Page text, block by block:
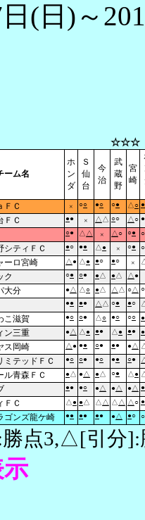
(日)～
☆☆☆
ーム名
ホ
ン
ダ
Ｓ
仙
台
今
治
武
蔵
野
宮
崎
ＦＣ × ○○ ●○ ○● △○ ●
ＦＣ ●● × △ △ ○○ △ ○ ●
○● △ △ × △○ ○● ○
シティＦＣ ●○ ●● △ ● × ○● ○
ーロ宮崎 △ ● △ ● ●○ ●○ ×
ク ○● ○● ● △ ● △ △ ●
大分 ●△ △○ ●△ △ △ ○△ ○
●● ●● △ △ ○● ●○
こ滋賀 ●○ ○● △○ ●○ ○○ ●
ン三重 ● △ △ ● ●● △ ● ●● ●
ス岡崎 △ ● ●● ○● ●● ●△
ミテッドＦＣ ●○ ○● ●○ ●● ○●
ル青森ＦＣ ●△ ●△ ●△ ○● △ ●
●● ●○ ● △ ● △ ● △ ●
ＦＣ △ ● ●△ △ △ △ △ △○ ●
ゴンズ龍ケ崎 ●● ●● ●● ●△ ●○ ○
点3,△[引分]: